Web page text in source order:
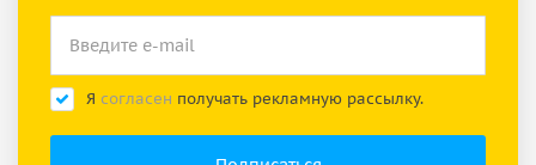
Я согласен получать рекламную рассылку.